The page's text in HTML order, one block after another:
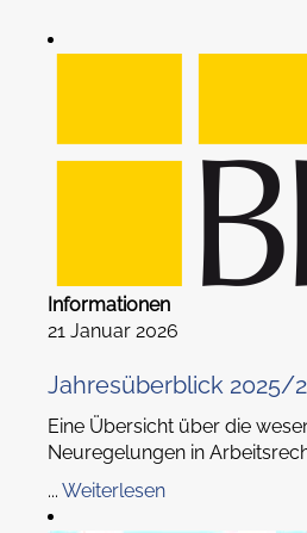
Informationen
21 Januar 2026
Jahresüberblick 2025/
Eine Übersicht über die
Neuregelungen in
... Weiterlesen